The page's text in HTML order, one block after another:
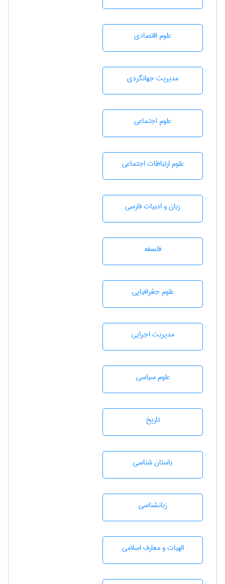
علوم اقتصادی
مديريت جهانگردی
علوم اجتماعی
علوم ارتباطات اجتماعی
زبان و ادبيات فارسی
فلسفه
علوم جغرافيايی
مديريت اجرايی
علوم سياسی
تاريخ
باستان شناسی
زبانشناسی
الهیات و معارف اسلامی